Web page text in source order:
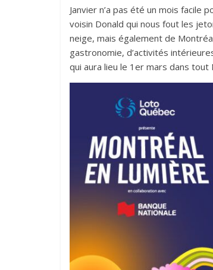
Janvier n’a pas été un mois
voisin Donald qui nous fout les
neige, mais également de
gastronomie, d’activités
qui aura lieu le 1er mars dans tout